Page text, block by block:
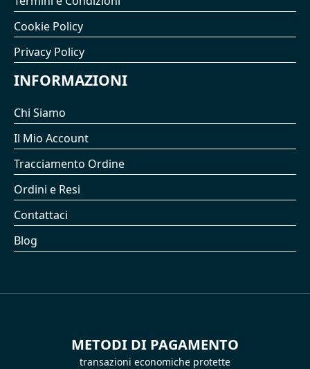
Cookie Policy
Privacy Policy
INFORMAZIONI
Chi Siamo
Il Mio Account
Tracciamento Ordine
Ordini e Resi
Contattaci
Blog
METODI DI PAGAMENTO
transazioni economiche protette